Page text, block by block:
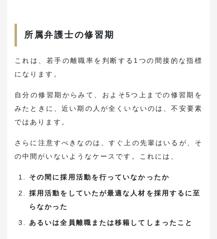
所属弁護士の修習期
これは、若手の離職率を判断する1つの間接的な指標
になります。
自分の修習期からみて、およそ5つ上までの修習期を
みたときに、近い期の人が全くいないのは、不安要素
ではあります。
さらに注意すべきなのは、すぐ上の先輩はいるが、そ
の中間がいないようなケースです。これには、
その間に採用活動を行っていなかったか
採用活動をしていたが最適な人材を採用するに至
らなかった
あるいは全員離職または移籍してしまったこと